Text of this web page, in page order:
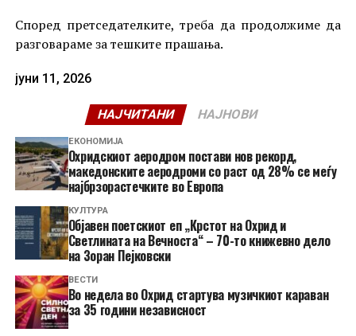
Според претседателките, треба да продолжиме да
разговараме за тешките прашања.
јуни 11, 2026
НАЈЧИТАНИ НАЈНОВИ
ЕКОНОМИЈА
Охридскиот аеродром постави нов рекорд,
македонските аеродроми со раст од 28% се меѓу
најбрзорастечките во Европа
КУЛТУРА
Објавен поетскиот еп „Крстот на Охрид и
Светлината на Вечноста“ – 70-то книжевно дело
на Зоран Пејковски
ВЕСТИ
Во недела во Охрид стартува музичкиот караван
за 35 години независност